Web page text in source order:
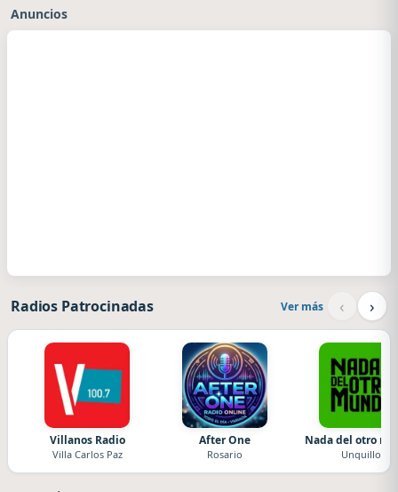
Anuncios
Radios Patrocinadas Ver más ‹ ›
Villanos Radio
Villa Carlos Paz
After One
Rosario
Nada del otro
Unquillo